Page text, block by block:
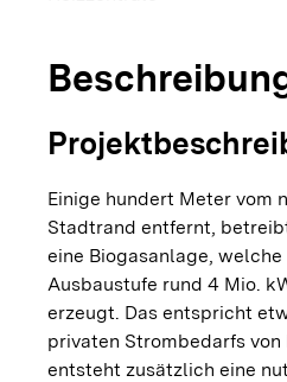
Einige hundert Meter vom
Stadtrand entfernt,
eine Biogasanlage,
Ausbaustufe rund 4 Mio.
erzeugt. Das entspricht
privaten Strombedarfs
entsteht zusätzlich eine